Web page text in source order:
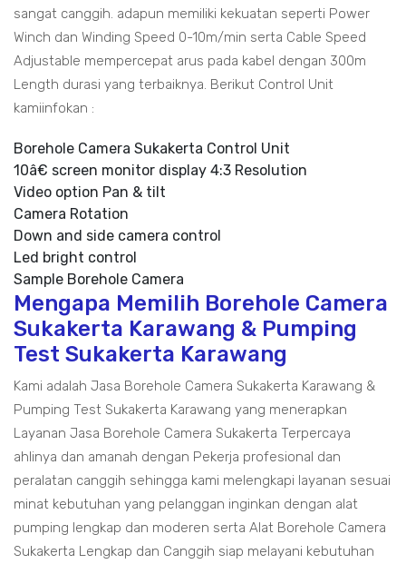
sangat canggih. adapun memiliki kekuatan seperti Power
Winch dan Winding Speed 0-10m/min serta Cable Speed
Adjustable mempercepat arus pada kabel dengan 300m
Length durasi yang terbaiknya. Berikut Control Unit
kamiinfokan :
Borehole Camera Sukakerta Control Unit
10â€ screen monitor display 4:3 Resolution
Video option Pan & tilt
Camera Rotation
Down and side camera control
Led bright control
Sample Borehole Camera
Mengapa Memilih Borehole Camera
Sukakerta Karawang & Pumping
Test Sukakerta Karawang
Kami adalah Jasa Borehole Camera Sukakerta Karawang &
Pumping Test Sukakerta Karawang yang menerapkan
Layanan Jasa Borehole Camera Sukakerta Terpercaya
ahlinya dan amanah dengan Pekerja profesional dan
peralatan canggih sehingga kami melengkapi layanan sesuai
minat kebutuhan yang pelanggan inginkan dengan alat
pumping lengkap dan moderen serta Alat Borehole Camera
Sukakerta Lengkap dan Canggih siap melayani kebutuhan